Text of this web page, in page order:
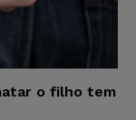
o filho tem